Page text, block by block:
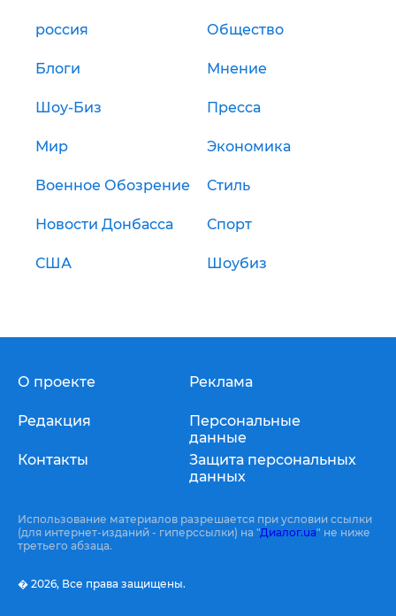
россия Общество
Блоги Мнение
Шоу-Биз Пресса
Мир Экономика
Военное Обозрение Стиль
Новости Донбасса Спорт
США Шоубиз
О проекте
Редакция
Контакты
Реклама
Персональные
данные
Защита персональных
данных
Использование материалов разрешается при условии ссылки
(для интернет-изданий - гиперссылки) на "Диалог.ua" не ниже
третьего абзаца.
� 2026, Все права защищены.